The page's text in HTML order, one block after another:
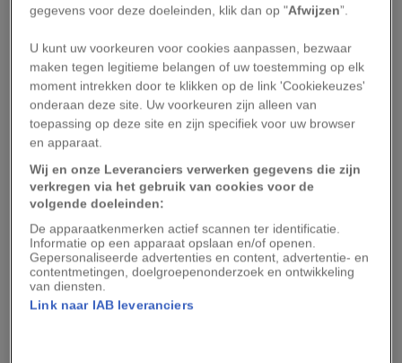
passeert, is slechts een klein deel vanJupiter
zichtbaar. Vergelijk het met het beeld van de
aarde vanuit het ruimtestation ISS: de
astronauten aan boord zien ook slechts een klein
deel van hun thuisplaneet.
De langgerekte oranje streep rechtsonder op de
Juno-foto is de zogeheten Grote Rode Vlek –
een kolossale wervelstorm in de
Jupiterdampkring, qua afmetingen vergelijkbaar
met de aarde. Net als de schaduw van Io is die in
werkelijkheid veel ronder, maar door het
perspectief treedt er vertekening op.
gegevens voor deze doeleinden, klik dan op "Afwijzen”.
U kunt uw voorkeuren voor cookies aanpassen, bezwaar
maken tegen legitieme belangen of uw toestemming op elk
moment intrekken door te klikken op de link 'Cookiekeuzes'
onderaan deze site. Uw voorkeuren zijn alleen van
toepassing op deze site en zijn specifiek voor uw browser
en apparaat.
Wij en onze Leveranciers verwerken gegevens die zijn
verkregen via het gebruik van cookies voor de
volgende doeleinden:
De apparaatkenmerken actief scannen ter identificatie.
Informatie op een apparaat opslaan en/of openen.
Gepersonaliseerde advertenties en content, advertentie- en
contentmetingen, doelgroepenonderzoek en ontwikkeling
van diensten.
Link naar IAB leveranciers